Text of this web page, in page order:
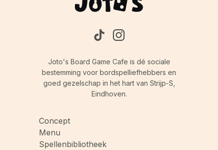
Joto's Board Game Cafe is dé sociale
bestemming voor bordspelliefhebbers en
goed gezelschap in het hart van Strijp-S,
Eindhoven.
Concept
Menu
Spellenbibliotheek